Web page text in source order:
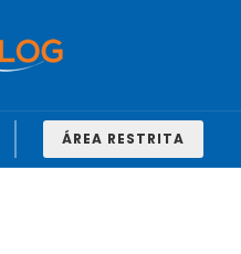
ÁREA RESTRITA